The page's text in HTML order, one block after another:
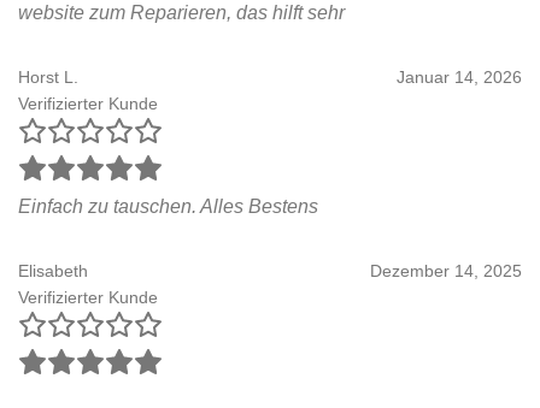
website zum Reparieren, das hilft sehr
Horst L.
Verifizierter Kunde
Januar 14, 2026
Einfach zu tauschen. Alles Bestens
Elisabeth
Verifizierter Kunde
Dezember 14, 2025